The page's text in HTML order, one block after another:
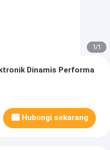
1/1
Dinamis Performa
Hubungi sekarang